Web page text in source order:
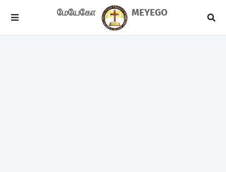
மேயேகோ MEYEGO